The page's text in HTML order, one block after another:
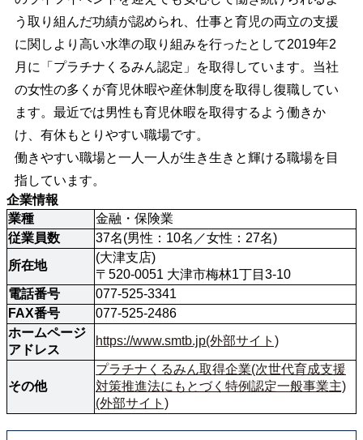
う取り組んだ功績が認められ、仕事と育児の両立の支援
に関しより高い水準の取り組みを行ったとして2019年2
月に「プラチナくるみん認定」を取得しています。当社
の女性の多くが育児休暇や産休制度を取得し復職してい
ます。最近では男性も育児休暇を取得するよう働きか
け、有休もとりやすい職場です。
働きやすい職場と一人一人が生き生きと輝ける職場を目
指しています。
企業情報
業種
金融・保険業
従業員数
37名(男性：10名／女性：27名)
所在地
(大津支店)
〒520-0051 大津市梅林1丁目3-10
電話番号
077-525-3341
FAX番号
077-525-2486
ホームページ
アドレス
https://www.smtb.jp(外部サイト)
その他
プラチナくるみん取得企業(次世代育成支援
対策推進法にもとづく特例認定一般事業主)
(外部サイト)